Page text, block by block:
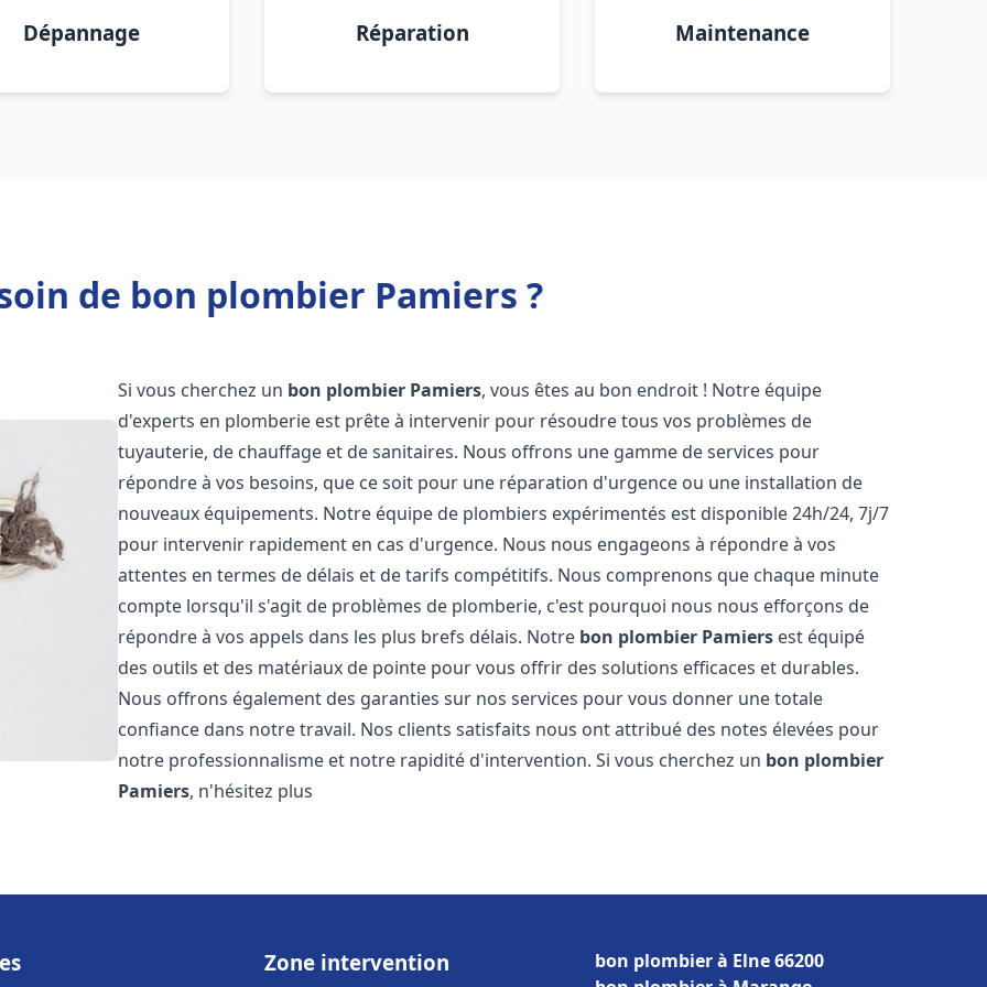
Dépannage Réparation Maintenance
de bon plombier Pamiers ?
Si vous cherchez un bon plombier Pamiers, vous êtes au bon endroit ! Notre équipe
d'experts en plomberie est prête à intervenir pour résoudre tous vos problèmes de
tuyauterie, de chauffage et de sanitaires. Nous offrons une gamme de services pour
répondre à vos besoins, que ce soit pour une réparation d'urgence ou une installation de
nouveaux équipements. Notre équipe de plombiers expérimentés est disponible 24h/24, 7j/7
pour intervenir rapidement en cas d'urgence. Nous nous engageons à répondre à vos
attentes en termes de délais et de tarifs compétitifs. Nous comprenons que chaque minute
compte lorsqu'il s'agit de problèmes de plomberie, c'est pourquoi nous nous efforçons de
répondre à vos appels dans les plus brefs délais. Notre bon plombier Pamiers est équipé
des outils et des matériaux de pointe pour vous offrir des solutions efficaces et durables.
Nous offrons également des garanties sur nos services pour vous donner une totale
confiance dans notre travail. Nos clients satisfaits nous ont attribué des notes élevées pour
notre professionnalisme et notre rapidité d'intervention. Si vous cherchez un bon plombier
Pamiers, n'hésitez plus
Zone intervention
bon plombier à Elne 66200